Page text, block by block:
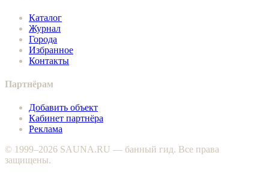
Каталог
Журнал
Города
Избранное
Контакты
Партнёрам
Добавить объект
Кабинет партнёра
Реклама
© 1999–2026 SAUNA.RU — банный гид. Все права
защищены.